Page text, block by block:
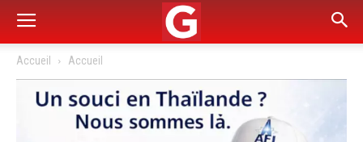
Accueil Accueil